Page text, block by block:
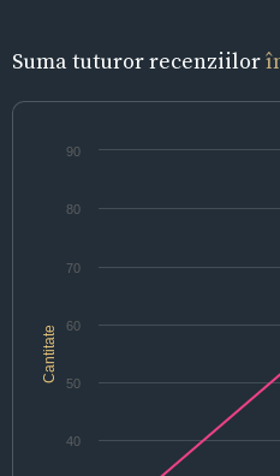
Suma tuturor recenziilor
Cantitate
40
50
60
70
80
90